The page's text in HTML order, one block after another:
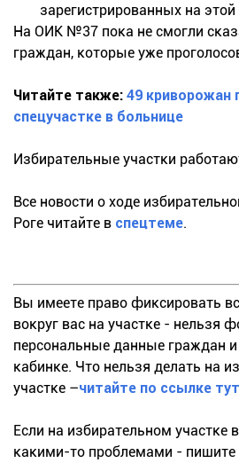
зарегистрированных на
На ОИК №37 пока не смогли
граждан, которые уже
Читайте также: 49 криворожан
спецучастке в больнице
Избирательные участки
Все новости о ходе
Роге читайте в спецтеме.
Вы имеете право фиксировать
вокруг вас на участке - нельзя
персональные данные граждан
кабинке. Что нельзя делать на
участке –читайте по ссылке тут
Если на избирательном участке
какими-то проблемами -